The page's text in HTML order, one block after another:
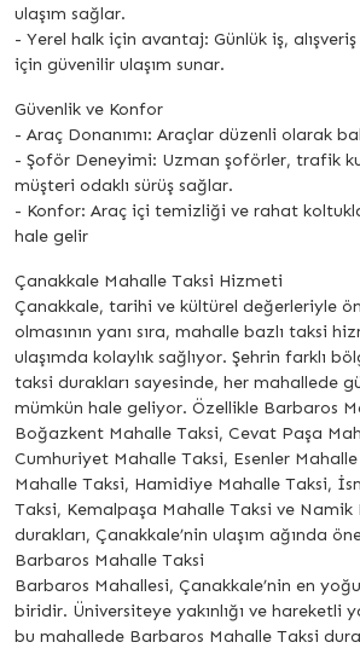
ulaşım sağlar.
- Yerel halk için avantaj: Günlük iş,
için güvenilir ulaşım sunar.
Güvenlik ve Konfor
- Araç Donanımı: Araçlar düzenli olarak
- Şoför Deneyimi: Uzman şoförler, trafik
müşteri odaklı sürüş sağlar.
- Konfor: Araç içi temizliği ve rahat
hale gelir
Çanakkale Mahalle Taksi Hizmeti
Çanakkale, tarihi ve kültürel değerleriyle
olmasının yanı sıra, mahalle bazlı taksi
ulaşımda kolaylık sağlıyor. Şehrin farklı
taksi durakları sayesinde, her mahallede
mümkün hale geliyor. Özellikle Barbaros
Boğazkent Mahalle Taksi, Cevat Paşa
Cumhuriyet Mahalle Taksi, Esenler
Mahalle Taksi, Hamidiye Mahalle Taksi,
Taksi, Kemalpaşa Mahalle Taksi ve Namik
durakları, Çanakkale’nin ulaşım ağında
Barbaros Mahalle Taksi
Barbaros Mahallesi, Çanakkale’nin en
biridir. Üniversiteye yakınlığı ve hareketli
bu mahallede Barbaros Mahalle Taksi